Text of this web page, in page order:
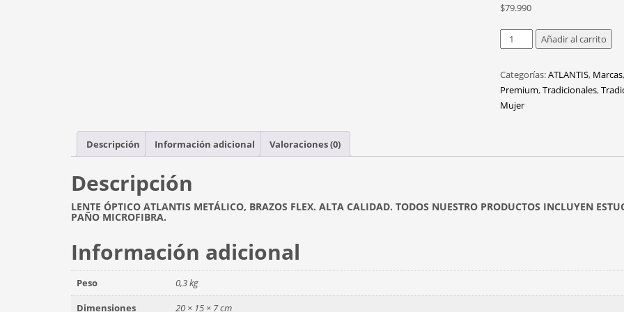
$79.990
ANG028
C.4
cantidad
Añadir al carrito
Categorías:ATLANTIS, Marcas,
Premium,Tradicionales,
Mujer
Descripción Información adicional Valoraciones (0)
Descripción
LENTE ÓPTICO ATLANTIS METÁLICO, BRAZOS FLEX. ALTA CALIDAD. TODOS NUESTRO PRODUCTOS INCLUYEN
PAÑO MICROFIBRA.
Información adicional
Peso
0,3 kg
Dimensiones
20 × 15 × 7 cm